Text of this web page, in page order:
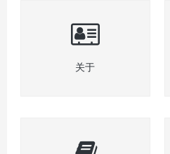
关于